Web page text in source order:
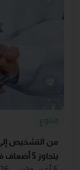
متنوع
من التشخيص إلى
يتجاوز 5 أضعاف في رحلة صحية أكثر تكاملاً